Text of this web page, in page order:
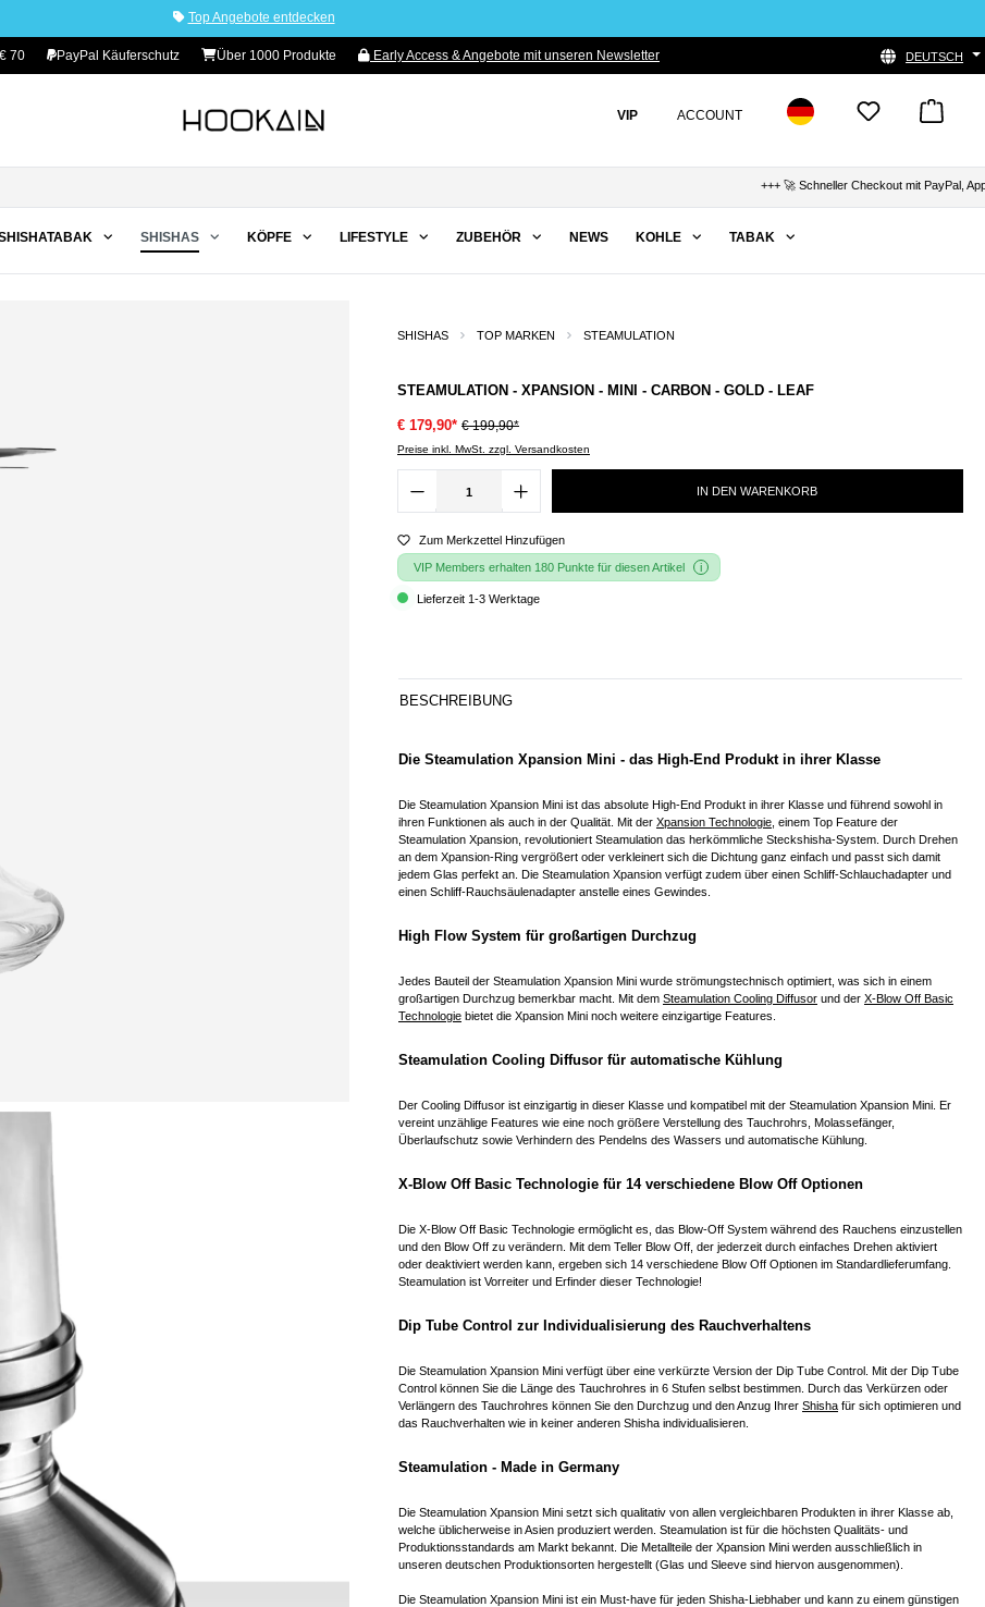
Top Angebote entdecken
70 PayPal Käuferschutz Über 1000 Produkte Early Access & Angebote mit unseren Newsletter DEUTSCH
VIP ACCOUNT
+++ 🚀 Schneller Checkout mit PayPal, Apple
SHISHAS KÖPFE LIFESTYLE ZUBEHÖR NEWS KOHLE TABAK
SHISHAS TOP MARKEN STEAMULATION
STEAMULATION - XPANSION - MINI - CARBON - GOLD - LEAF
€ 179,90* € 199,90*
Preise inkl. MwSt. zzgl. Versandkosten
IN DEN WARENKORB
Zum Merkzettel Hinzufügen
VIP Members erhalten 180 Punkte für diesen Artikel
Lieferzeit 1-3 Werktage
BESCHREIBUNG
Die Steamulation Xpansion Mini - das High-End Produkt in ihrer Klasse
Die Steamulation Xpansion Mini ist das absolute High-End Produkt in ihrer Klasse und führend sowohl in
ihren Funktionen als auch in der Qualität. Mit der Xpansion Technologie , einem Top Feature der
Steamulation Xpansion, revolutioniert Steamulation das herkömmliche Steckshisha-System. Durch Drehen
an dem Xpansion-Ring vergrößert oder verkleinert sich die Dichtung ganz einfach und passt sich damit
jedem Glas perfekt an. Die Steamulation Xpansion verfügt zudem über einen Schliff-Schlauchadapter und
einen Schliff-Rauchsäulenadapter anstelle eines Gewindes.
High Flow System für großartigen Durchzug
Jedes Bauteil der Steamulation Xpansion Mini wurde strömungstechnisch optimiert, was sich in einem
großartigen Durchzug bemerkbar macht. Mit dem Steamulation Cooling Diffusor und der X-Blow Off Basic
Technologie bietet die Xpansion Mini noch weitere einzigartige Features.
Steamulation Cooling Diffusor für automatische Kühlung
Der Cooling Diffusor ist einzigartig in dieser Klasse und kompatibel mit der Steamulation Xpansion Mini. Er
vereint unzählige Features wie eine noch größere Verstellung des Tauchrohrs, Molassefänger,
Überlaufschutz sowie Verhindern des Pendelns des Wassers und automatische Kühlung.
X-Blow Off Basic Technologie für 14 verschiedene Blow Off Optionen
Die X-Blow Off Basic Technologie ermöglicht es, das Blow-Off System während des Rauchens einzustellen
und den Blow Off zu verändern. Mit dem Teller Blow Off, der jederzeit durch einfaches Drehen aktiviert
oder deaktiviert werden kann, ergeben sich 14 verschiedene Blow Off Optionen im Standardlieferumfang.
Steamulation ist Vorreiter und Erfinder dieser Technologie!
Dip Tube Control zur Individualisierung des Rauchverhaltens
Die Steamulation Xpansion Mini verfügt über eine verkürzte Version der Dip Tube Control. Mit der Dip Tube
Control können Sie die Länge des Tauchrohres in 6 Stufen selbst bestimmen. Durch das Verkürzen oder
Verlängern des Tauchrohres können Sie den Durchzug und den Anzug Ihrer Shisha für sich optimieren und
das Rauchverhalten wie in keiner anderen Shisha individualisieren.
Steamulation - Made in Germany
Die Steamulation Xpansion Mini setzt sich qualitativ von allen vergleichbaren Produkten in ihrer Klasse ab,
welche üblicherweise in Asien produziert werden. Steamulation ist für die höchsten Qualitäts- und
Produktionsstandards am Markt bekannt. Die Metallteile der Xpansion Mini werden ausschließlich in
unseren deutschen Produktionsorten hergestellt (Glas und Sleeve sind hiervon ausgenommen).
Die Steamulation Xpansion Mini ist ein Must-have für jeden Shisha-Liebhaber und kann zu einem günstigen